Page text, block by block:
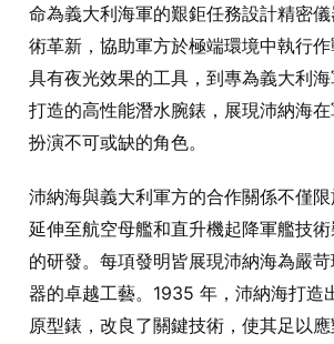
命為義大利海軍的艱鉅任務設計精密
術革新，協助軍方於極端環境中執行
具有夜光效果的工具，到專為義大利
打造的高性能潛水腕錶，展現沛納海
扮演不可或缺的角色。
沛納海與義大利軍方的合作關係不僅
延伸至航空母艦和直升機起降軍艦技
的研發。每項發明皆展現沛納海為嚴
器的卓越工藝。1935 年，沛納海打造
原型錶，改良了關鍵技術，使其足以